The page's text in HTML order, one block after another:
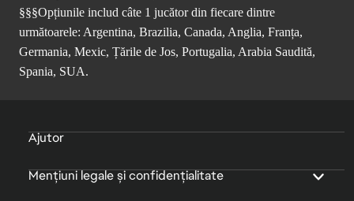
§§§Opțiunile includ câte 1 jucător din fiecare dintre
următoarele: Argentina, Brazilia, Canada, Anglia, Franța,
Germania, Mexic, Țările de Jos, Portugalia, Arabia Saudită,
Spania, SUA.
Ajutor
Mențiuni legale și confidențialitate